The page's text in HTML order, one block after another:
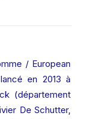
/ European
en 2013 à
(département
De Schutter,